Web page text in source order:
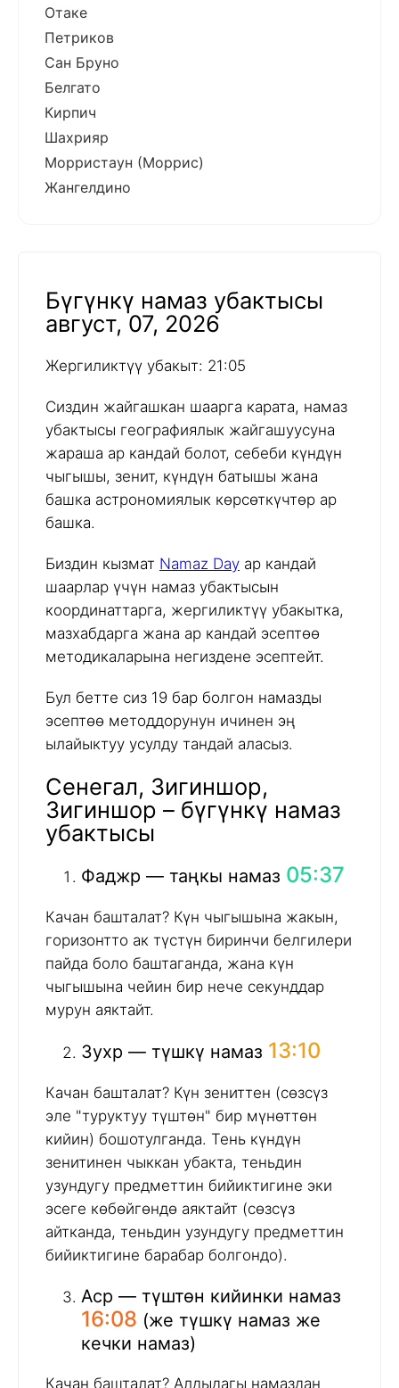
Отаке
Петриков
Сан Бруно
Белгато
Кирпич
Шахрияр
Морристаун (Моррис)
Жангелдино
Бүгүнкү намаз убактысы
август, 07, 2026
Жергиликтүү убакыт: 21:05
Сиздин жайгашкан шаарга карата, намаз
убактысы географиялык жайгашуусуна
жараша ар кандай болот, себеби күндүн
чыгышы, зенит, күндүн батышы жана
башка астрономиялык көрсөткүчтөр ар
башка.
Биздин кызмат Namaz Day ар кандай
шаарлар үчүн намаз убактысын
координаттарга, жергиликтүү убакытка,
мазхабдарга жана ар кандай эсептөө
методикаларына негиздене эсептейт.
Бул бетте сиз 19 бар болгон намазды
эсептөө методдорунун ичинен эң
ылайыктуу усулду тандай аласыз.
Сенегал, Зигиншор,
Зигиншор – бүгүнкү намаз
убактысы
Фаджр — таңкы намаз 05:37
Качан башталат? Күн чыгышына жакын,
горизонтто ак түстүн биринчи белгилери
пайда боло баштаганда, жана күн
чыгышына чейин бир нече секунддар
мурун аяктайт.
Зухр — түшкү намаз 13:10
Качан башталат? Күн зениттен (сөзсүз
эле "туруктуу түштөн" бир мүнөттөн
кийин) бошотулганда. Тень күндүн
зенитинен чыккан убакта, теньдин
узундугу предметтин бийиктигине эки
эсеге көбөйгөндө аяктайт (сөзсүз
айтканда, теньдин узундугу предметтин
бийиктигине барабар болгондо).
Аср — түштөн кийинки намаз
16:08 (же түшкү намаз же
кечки намаз)
Качан башталат? Алдыдагы намаздан